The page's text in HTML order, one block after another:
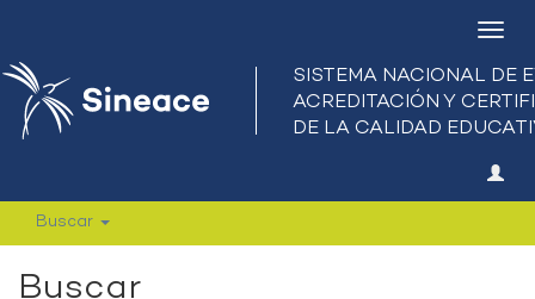
Buscar
Buscar